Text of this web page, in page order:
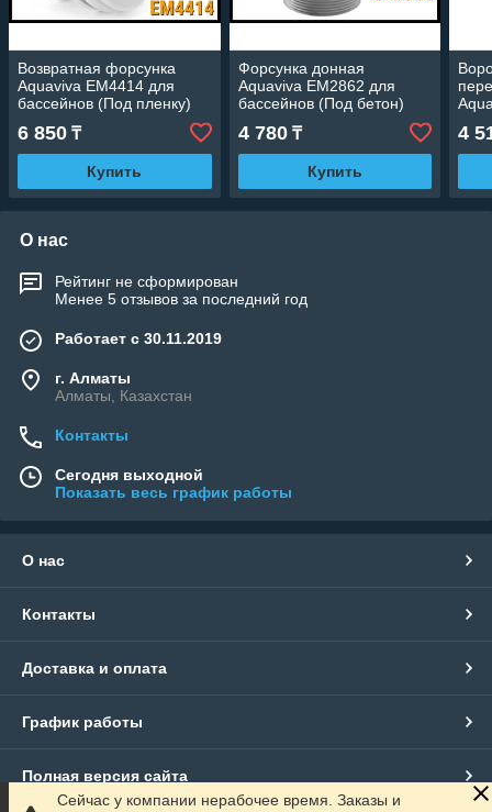
Возвратная форсунка
Aquaviva EM4414 для
бассейнов (Под пленку)
6 850 ₸
Купить
Форсунка донная
Aquaviva EM2862 для
бассейнов (Под бетон)
4 780₸
Купить
4
О нас
Рейтинг не сформирован
Менее 5 отзывов за последний год
Работает с 30.11.2019
г. Алматы
Алматы, Казахстан
Контакты
Сегодня выходной
Показать весь график работы
О нас
Контакты
Доставка и оплата
График работы
Полная версия сайта
Сейчас у компании нерабочее время. Заказы и